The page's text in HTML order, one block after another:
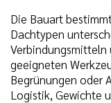
Die Bauart
Dachtypen
Verbindungsmitteln
geeigneten
Begrünungen oder
Logistik, Gewichte